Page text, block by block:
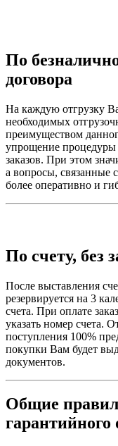
По
договора
На каждую отгрузку
необходимых
преимуществом
упрощение процедуры
заказов. При этом
а вопросы, связанные
более оперативно и
По счету, без
После выставления
резервируется на 3
счета. При оплате
указать номер счета.
поступления 100%
покупки Вам будет
документов.
Общие